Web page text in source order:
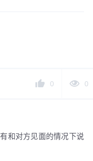
0 0
和对方见面的情况下说